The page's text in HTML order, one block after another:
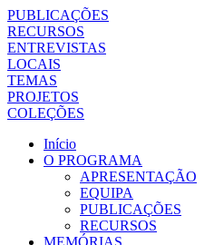
PUBLICAÇÕES
RECURSOS
ENTREVISTAS
LOCAIS
TEMAS
PROJETOS
COLEÇÕES
Início
O PROGRAMA
APRESENTAÇÃO
EQUIPA
PUBLICAÇÕES
RECURSOS
MEMÓRIAS